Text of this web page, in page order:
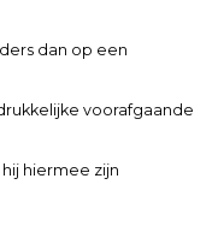
dan op een
voorafgaande
hiermee zijn